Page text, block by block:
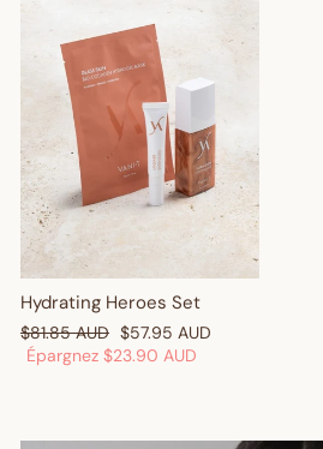
Hydrating Heroes Set
Prix
régulier
$81.85 AUD Prix
réduit
$57.95 AUD
Épargnez $23.90 AUD